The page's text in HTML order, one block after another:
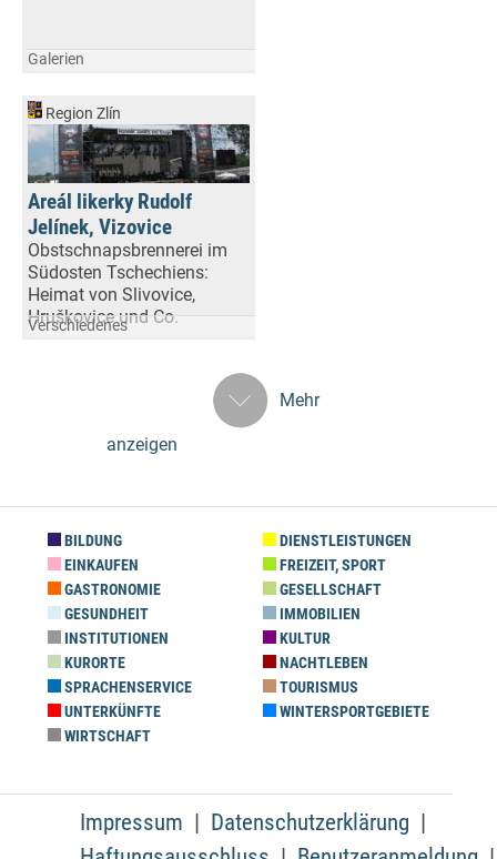
Galerien
Region Zlín
Areál likerky Rudolf
Jelínek, Vizovice
Obstschnapsbrennerei im
Südosten Tschechiens:
Heimat von Slivovice,
Hruškovice und Co.
Verschiedenes
Mehr
anzeigen
BILDUNG
DIENSTLEISTUNGEN
EINKAUFEN
FREIZEIT, SPORT
GASTRONOMIE
GESELLSCHAFT
GESUNDHEIT
IMMOBILIEN
INSTITUTIONEN
KULTUR
KURORTE
NACHTLEBEN
SPRACHENSERVICE
TOURISMUS
UNTERKÜNFTE
WINTERSPORTGEBIETE
WIRTSCHAFT
Impressum
Datenschutzerklärung